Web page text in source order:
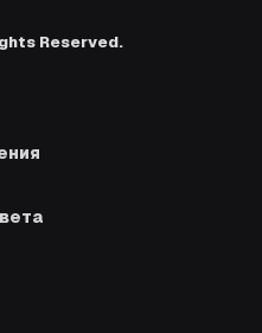
Reserved.